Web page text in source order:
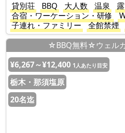
貸別荘
BBQ 大人数 温泉
合宿・ワーケーション・研修
子連れ・ファミリー
全館禁煙
☆BBQ無料☆ウェル
¥6,267～¥12,400 1人あたり目安
栃木・那須塩原
20名迄